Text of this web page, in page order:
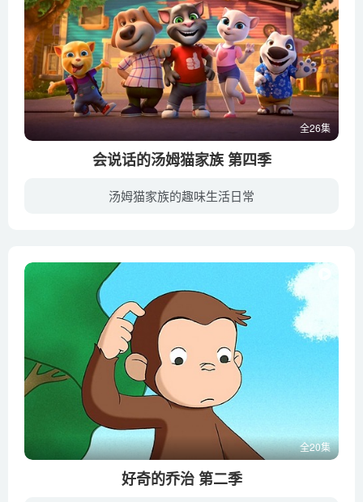
全26集
会说话的汤姆猫家族 第四季
汤姆猫家族的趣味生活日常
全20集
好奇的乔治 第二季